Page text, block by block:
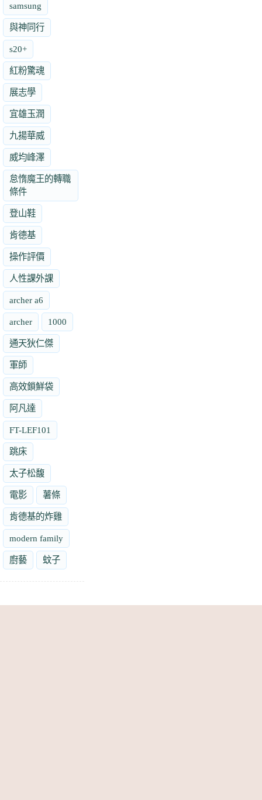
samsung
與神同行
s20+
紅粉驚魂
展志學
宜雄玉潤
九揚華威
威均峰澤
怠惰魔王的轉職
條件
登山鞋
肯德基
操作評價
人性課外課
archer a6
archer 1000
通天狄仁傑
軍師
高效鎖鮮袋
阿凡達
FT-LEF101
跳床
太子松馥
電影 薯條
肯德基的炸雞
modern family
廚藝 蚊子